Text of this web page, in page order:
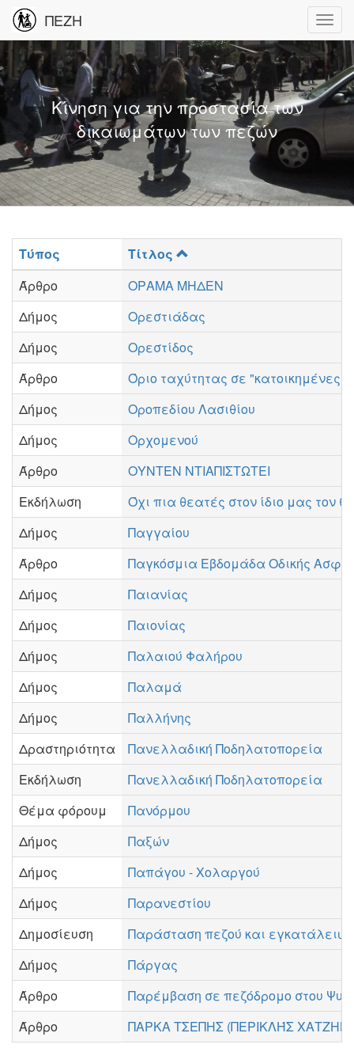
ΠΕΖΗ
Κίνηση για την προστασία των
δικαιωμάτων των πεζών
Τύπος
Τίτλος
Άρθρο
ΟΡΑΜΑ ΜΗΔΕΝ
Δήμος
Ορεστιάδας
Δήμος
Ορεστίδος
Άρθρο
Όριο ταχύτητας σε "κατοικημένες
Δήμος
Οροπεδίου Λασιθίου
Δήμος
Ορχομενού
Άρθρο
ΟΥΝΤΕΝ ΝΤΙΑΠΙΣΤΩΤΕΙ
Εκδήλωση
Όχι πια θεατές στον ίδιο μας τον
Δήμος
Παγγαίου
Άρθρο
Παγκόσμια Εβδομάδα Οδικής
Δήμος
Παιανίας
Δήμος
Παιονίας
Δήμος
Παλαιού Φαλήρου
Δήμος
Παλαμά
Δήμος
Παλλήνης
Δραστηριότητα
Πανελλαδική Ποδηλατοπορεία
Εκδήλωση
Πανελλαδική Ποδηλατοπορεία
Θέμα φόρουμ
Πανόρμου
Δήμος
Παξών
Δήμος
Παπάγου - Χολαργού
Δήμος
Παρανεστίου
Δημοσίευση
Παράσταση πεζού και εγκατάλειψη
Δήμος
Πάργας
Άρθρο
Παρέμβαση σε πεζόδρομο στου
Άρθρο
ΠΑΡΚΑ ΤΣΕΠΗΣ (ΠΕΡΙΚΛΉΣ